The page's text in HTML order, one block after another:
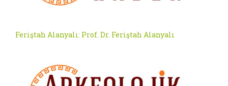
Feriştah Alanyalı: Prof. Dr. Feriştah Alanyalı